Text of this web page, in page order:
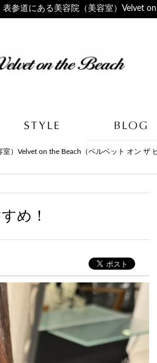
参道にある美容院（美容室）Velvet
）Velvet on the Beach（ベルベット オン ザ
め！